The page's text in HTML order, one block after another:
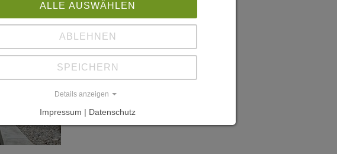
ALLE AUSWÄHLEN
ABLEHNEN
SPEICHERN
Details anzeigen
Impressum | Datenschutz